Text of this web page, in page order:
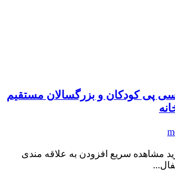
سی پی کودکان و بزرگسالان مستقیم
خرید مشاهده سریع افزودن به علاقه مندی